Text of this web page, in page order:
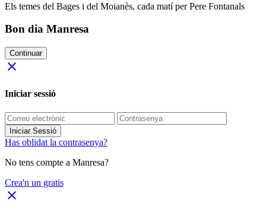
Els temes del Bages i del Moianès, cada matí per Pere Fontanals
Bon dia Manresa
Continuar
close
Iniciar sessió
Iniciar Sessió
Has oblidat la contrasenya?
No tens compte a Manresa?
Crea'n un gratis
close